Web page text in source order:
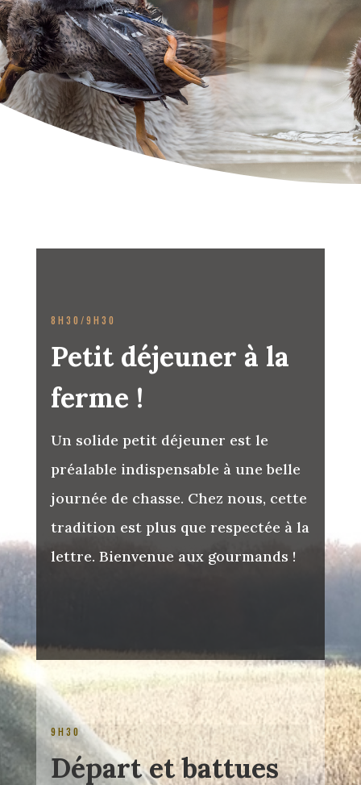
8H30/9H30
Petit déjeuner à la
ferme !
Un solide petit déjeuner est le
préalable indispensable à une belle
journée de chasse. Chez nous, cette
tradition est plus que respectée à la
lettre. Bienvenue aux gourmands !
9H30
Départ et battues